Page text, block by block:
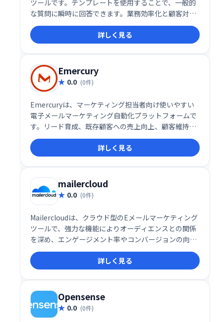
ツールです。テンプレートを使用することで、一般的
な質問に瞬時に回答できます。業務効率化と顧客対応
の迅速化を実現し、よりスムーズなコミュニケーショ
ンをサポートします。時間と労力の節約に繋がり、顧
客満足度の向上に貢献します。
詳しく見る
Emercury
0.0 (0件)
Emercuryは、マーケティング担当者向け使いやすい
電子メールマーケティング自動化プラットフォームで
す。リード育成、既存顧客への売上向上、顧客維持率
向上を支援します。メールマーケティングのベストプ
ラクティスに基づいた教育機能も提供し、自動化の最
適化、配信・エンゲージメントの改善を実現します。
ビジネスの成長を加速させる強力なツールです。
詳しく見る
mailercloud
0.0 (0件)
Mailercloudは、クラウド型のEメールマーケティング
ツールで、強力な機能によりオーディエンスとの関係
を深め、エンゲージメント率やコンバージョンの向上
を支援します。直感的なインターフェースと柔軟な機
能で、マーケティングキャンペーンを効果的に展開し
たい企業に最適です。
詳しく見る
Opensense
0.0 (0件)